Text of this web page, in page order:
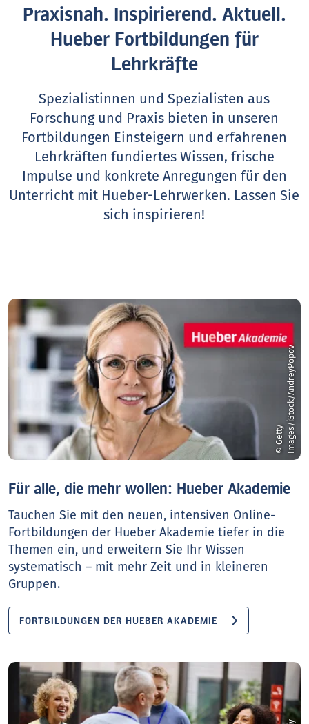
Praxisnah. Inspirierend. Aktuell.
Hueber Fortbildungen für
Lehrkräfte
Spezialistinnen und Spezialisten aus
Forschung und Praxis bieten in unseren
Fortbildungen Einsteigern und erfahrenen
Lehrkräften fundiertes Wissen, frische
Impulse und konkrete Anregungen für den
Unterricht mit Hueber-Lehrwerken. Lassen Sie
sich inspirieren!
©
G
e
t
t
y
I
m
a
g
e
s
/
i
S
t
o
c
k
/
A
n
d
r
e
y
P
o
p
ov
Für alle, die mehr wollen: Hueber Akademie
Tauchen Sie mit den neuen, intensiven Online-
Fortbildungen der Hueber Akademie tiefer in die
Themen ein, und erweitern Sie Ihr Wissen
systematisch – mit mehr Zeit und in kleineren
Gruppen.
FORTBILDUNGEN DER HUEBER AKADEMIE